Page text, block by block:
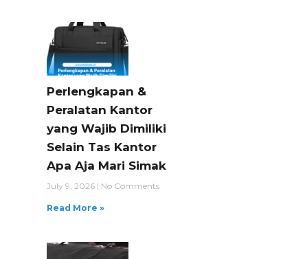
Perlengkapan &
Peralatan Kantor
yang Wajib Dimiliki
Selain Tas Kantor
Apa Aja Mari Simak
July 9, 2026 No Comments
Read More »